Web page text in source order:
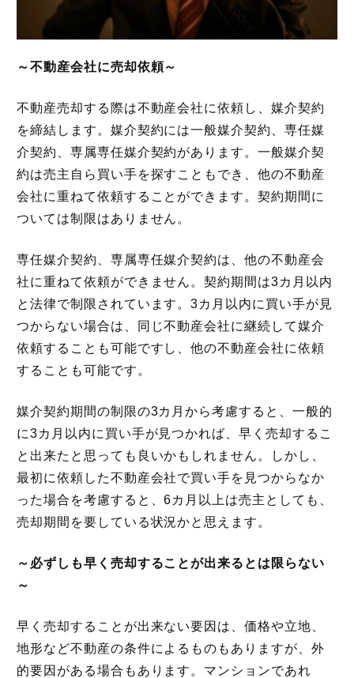
お問い合わせ
プライバシーポリシー
サイトマップ
～不動産会社に売却依頼～
不動産売却する際は不動産会社に依頼し、媒介契約
を締結します。媒介契約には一般媒介契約、専任媒
介契約、専属専任媒介契約があります。一般媒介契
約は売主自ら買い手を探すこともでき、他の不動産
会社に重ねて依頼することができます。契約期間に
ついては制限はありません。
専任媒介契約、専属専任媒介契約は、他の不動産会
社に重ねて依頼ができません。契約期間は3カ月以内
と法律で制限されています。3カ月以内に買い手が見
つからない場合は、同じ不動産会社に継続して媒介
依頼することも可能ですし、他の不動産会社に依頼
することも可能です。
媒介契約期間の制限の3カ月から考慮すると、一般的
に3カ月以内に買い手が見つかれば、早く売却するこ
と出来たと思っても良いかもしれません。しかし、
最初に依頼した不動産会社で買い手を見つからなか
った場合を考慮すると、6カ月以上は売主としても、
売却期間を要している状況かと思えます。
～ 必ずしも早く売却することが出来るとは限 らない
～
早く売却することが出来ない要因は、価格や立地、
地形など不動産の条件によるものもありますが、外
的要因がある場合もあります。マンションであれ